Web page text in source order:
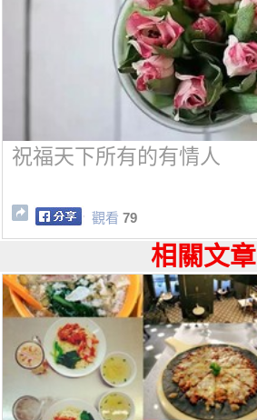
祝福天下所有的有情人
觀看 79
相關文章